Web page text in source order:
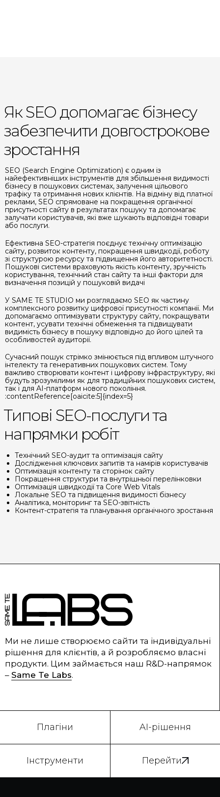
Як SEO допомагає бізнесу
забезпечити довгострокове
зростання
SEO (Search Engine Optimization) є одним із
найефективніших інструментів для збільшення видимості
бізнесу в пошукових системах, залучення цільового
трафіку та отримання нових клієнтів. На відміну від платної
реклами, SEO спрямоване на покращення органічної
присутності сайту в результатах пошуку та допомагає
залучати користувачів, які вже шукають відповідні товари
або послуги.
Ефективна SEO-стратегія поєднує технічну оптимізацію
сайту, розвиток контенту, покращення швидкодії, роботу
зі структурою ресурсу та підвищення його авторитетності.
Пошукові системи враховують якість контенту, зручність
користування, технічний стан сайту та інші фактори для
визначення позицій у пошуковій видачі
У SAME TE STUDIO ми розглядаємо SEO як частину
комплексного розвитку цифрової присутності компанії. Ми
допомагаємо оптимізувати структуру сайту, покращувати
контент, усувати технічні обмеження та підвищувати
видимість бізнесу в пошуку відповідно до його цілей та
особливостей аудиторії.
Сучасний пошук стрімко змінюється під впливом штучного
інтелекту та генеративних пошукових систем. Тому
важливо створювати контент і цифрову інфраструктуру, які
будуть зрозумілими як для традиційних пошукових систем,
так і для AI-платформ нового покоління.
:contentReference[oaicite:5]{index=5}
Типові SEO-послуги та
напрямки робіт
Технічний SEO-аудит та оптимізація сайту
Дослідження ключових запитів та намірів користувачів
Оптимізація контенту та сторінок сайту
Покращення структури та внутрішньої перелінковки
Оптимізація швидкодії та Core Web Vitals
Локальне SEO та підвищення видимості бізнесу
Аналітика, моніторинг та SEO-звітність
Контент-стратегія та планування органічного зростання
Ми не лише створюємо сайти та індивідуальні
рішення для клієнтів, а й розробляємо власні
продукти. Цим займається наш R&D-напрямок
– Same Te Labs.
Плагіни AI-рішення
Інструменти Перейти